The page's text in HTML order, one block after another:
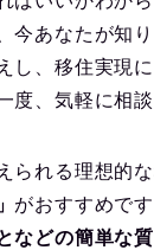
今あなたが知
し、移住実現
度、気軽に相
られる理想的
がおすすめです
などの簡単な